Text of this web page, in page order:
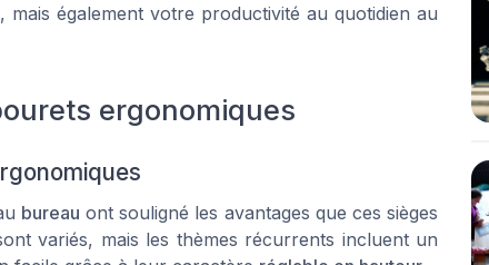
également votre productivité au quotidien au
ergonomiques
bureau ont souligné les avantages que ces sièges
variés, mais les thèmes récurrents incluent un